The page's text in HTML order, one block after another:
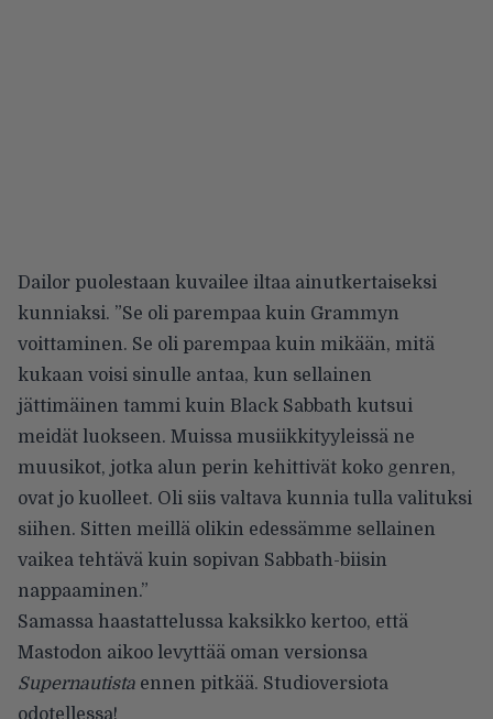
Dailor puolestaan kuvailee iltaa ainutkertaiseksi
kunniaksi. ”Se oli parempaa kuin Grammyn
voittaminen. Se oli parempaa kuin mikään, mitä
kukaan voisi sinulle antaa, kun sellainen
jättimäinen tammi kuin Black Sabbath kutsui
meidät luokseen. Muissa musiikkityyleissä ne
muusikot, jotka alun perin kehittivät koko genren,
ovat jo kuolleet. Oli siis valtava kunnia tulla valituksi
siihen. Sitten meillä olikin edessämme sellainen
vaikea tehtävä kuin sopivan Sabbath-biisin
nappaaminen.”
Samassa haastattelussa kaksikko kertoo, että
Mastodon aikoo levyttää oman versionsa
Supernautista ennen pitkää. Studioversiota
odotellessa!